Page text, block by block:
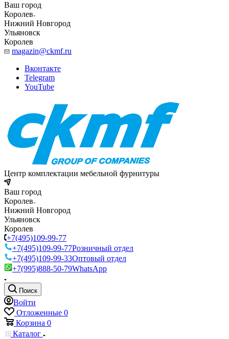
Ваш город
Королев
Нижний Новгород
Ульяновск
Королев
magazin@ckmf.ru
Вконтакте
Telegram
YouTube
Центр комплектации мебельной фурнитуры
Ваш город
Королев
Нижний Новгород
Ульяновск
Королев
+7(495)109-99-77
+7(495)109-99-77Розничный отдел
+7(495)109-99-33Оптовый отдел
+7(995)888-50-79WhatsApp
Поиск
Войти
Отложенные 0
Корзина 0
Каталог